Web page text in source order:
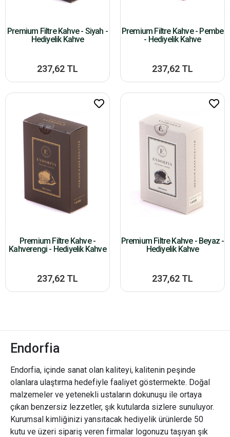
Premium Filtre Kahve - Siyah -
Hediyelik Kahve
237,62 TL
Premium Filtre Kahve - Pembe
- Hediyelik Kahve
237,62 TL
Premium Filtre Kahve -
Kahverengi - Hediyelik Kahve
237,62 TL
Premium Filtre Kahve - Beyaz -
Hediyelik Kahve
237,62 TL
Endorfia
Endorfia, içinde sanat olan kaliteyi, kalitenin peşinde
olanlara ulaştırma hedefiyle faaliyet göstermekte. Doğal
malzemeler ve yetenekli ustaların dokunuşu ile ortaya
çıkan benzersiz lezzetler, şık kutularda sizlere sunuluyor.
Kurumsal kimliğinizi yansıtacak hediyelik ürünlerde 50
kutu ve üzeri sipariş veren firmalar logonuzu taşıyan şık